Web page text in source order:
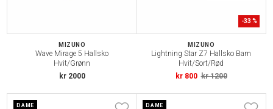
MIZUNO
Wave Mirage 5 Hallsko
Hvit/Grønn
kr 2000
-33 %
MIZUNO
Lightning Star Z7 Hallsko Barn
Hvit/Sort/Rød
kr 800 kr 1200
DAME DAME